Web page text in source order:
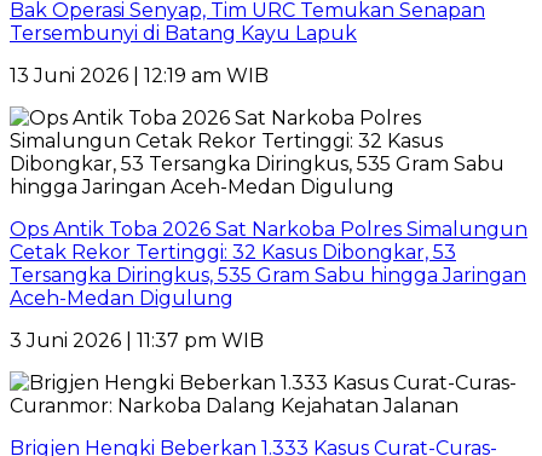
Bak Operasi Senyap, Tim URC Temukan Senapan
Tersembunyi di Batang Kayu Lapuk
13 Juni 2026 | 12:19 am WIB
Ops Antik Toba 2026 Sat Narkoba Polres Simalungun
Cetak Rekor Tertinggi: 32 Kasus Dibongkar, 53
Tersangka Diringkus, 535 Gram Sabu hingga Jaringan
Aceh-Medan Digulung
3 Juni 2026 | 11:37 pm WIB
Brigjen Hengki Beberkan 1.333 Kasus Curat-Curas-